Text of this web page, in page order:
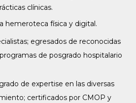
clínicas.
hemeroteca física y digital.
egresados de reconocidas
de posgrado hospitalario
de expertise en las diversas
certificados por CMOP y